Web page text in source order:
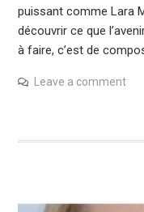
puissant comme Lara
découvrir ce que
à faire, c’est de
Leave a comment